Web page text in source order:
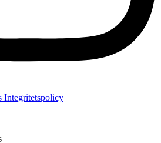
Integritetspolicy